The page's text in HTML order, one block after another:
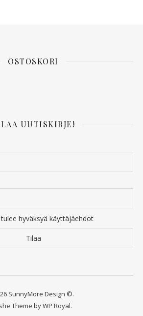
OSTOSKORI
UUTISKIRJE!
tulee hyväksyä käyttäjäehdot
SunnyMore Design ©.
Theme byWP Royal.